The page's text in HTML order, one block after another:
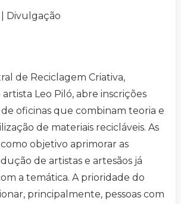
| Divulgação
de Reciclagem Criativa,
Leo Piló, abre inscrições
oficinas que combinam teoria e
de materiais recicláveis. As
objetivo aprimorar as
de artistas e artesãos já
a temática. A prioridade do
principalmente, pessoas com